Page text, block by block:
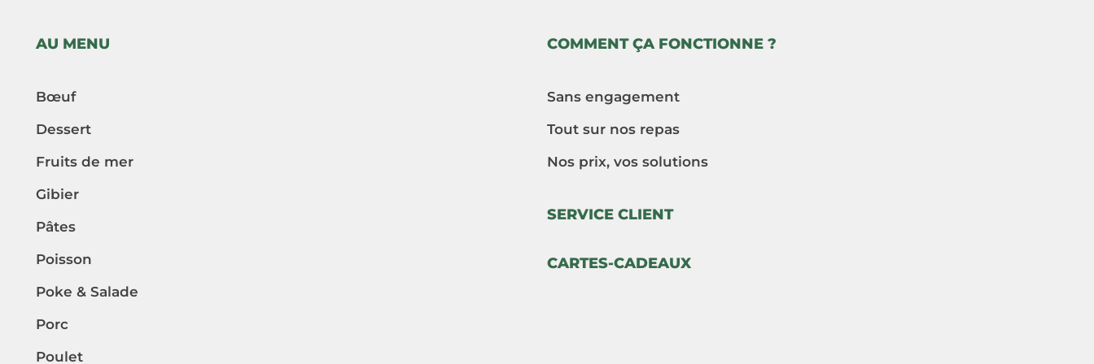
AU MENU
Bœuf
Dessert
Fruits de mer
Gibier
Pâtes
Poisson
Poke & Salade
Porc
Poulet
COMMENT ÇA FONCTIONNE ?
Sans engagement
Tout sur nos repas
Nos prix, vos solutions
SERVICE CLIENT
CARTES-CADEAUX